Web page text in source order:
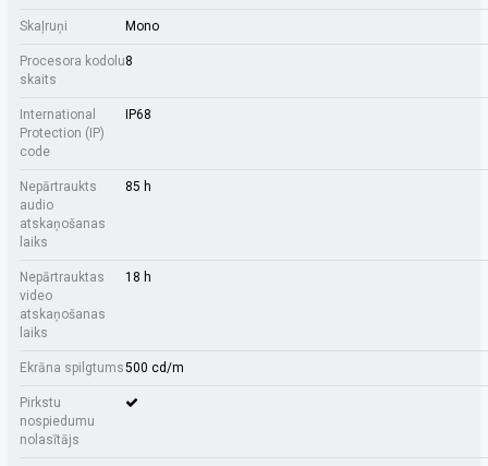
Skaļruņi Mono
Procesora kodolu
skaits
8
International
Protection (IP)
code
IP68
Nepārtraukts
audio
atskaņošanas
laiks
85 h
Nepārtrauktas
video
atskaņošanas
laiks
18 h
Ekrāna spilgtums500 cd/m
Pirkstu
nospiedumu
nolasītājs